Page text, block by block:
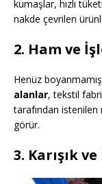
kumaşlar, hızlı
nakde çevrilen
2. Ham ve
Henüz
alanlar, tekstil
tarafından
görür.
3. Karışık